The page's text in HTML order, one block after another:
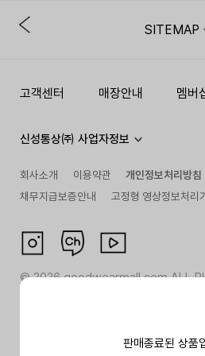
판매종료된 상품
SITEMAP
고객센터 매장안내 멤버
신성통상㈜ 사업자정보
회사소개 이용약관
개인정보처리방침
채무지급보증안내
고정형 영상정보처리
©2026goodwearmall.com ALL